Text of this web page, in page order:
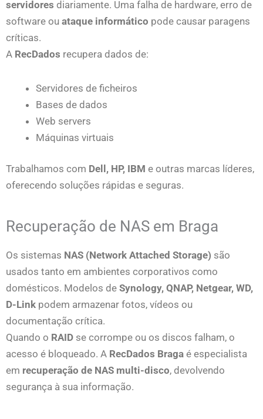
servidores diariamente. Uma falha de hardware, erro de
software ou ataque informático pode causar paragens
críticas.
A RecDados recupera dados de:
Servidores de ficheiros
Bases de dados
Web servers
Máquinas virtuais
Trabalhamos com Dell, HP, IBM e outras marcas líderes,
oferecendo soluções rápidas e seguras.
Recuperação de NAS em Braga
Os sistemas NAS (Network Attached Storage) são
usados tanto em ambientes corporativos como
domésticos. Modelos de Synology, QNAP, Netgear, WD,
D-Link podem armazenar fotos, vídeos ou
documentação crítica.
Quando o RAID se corrompe ou os discos falham, o
acesso é bloqueado. A RecDados Braga é especialista
em recuperação de NAS multi-disco, devolvendo
segurança à sua informação.